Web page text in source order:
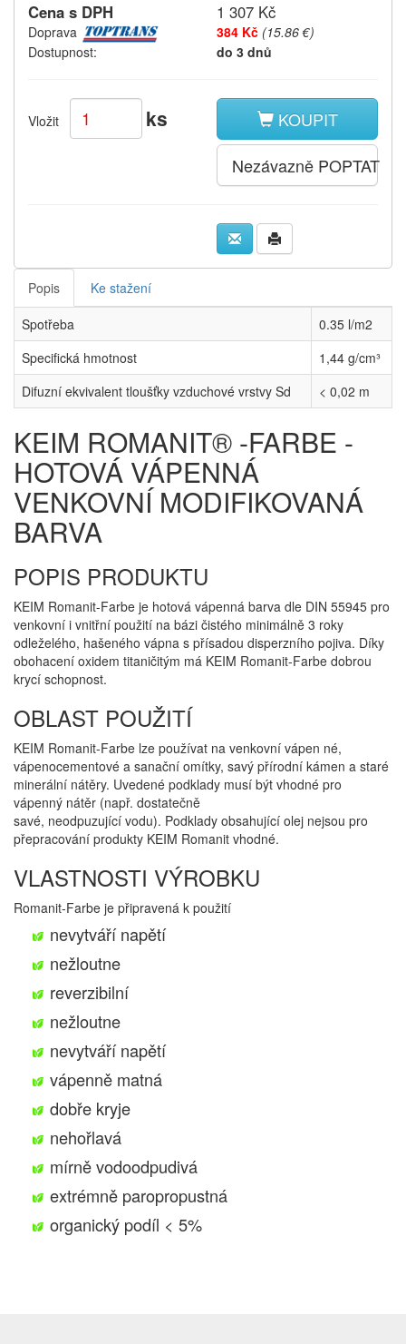
Cena s DPH 1 307 Kč
Doprava 384 Kč (15.86 €)
Dostupnost:
do 3 dnů
Vložit ks
KOUPIT
Nezávazně POPTAT
Popis
Ke stažení
Spotřeba
0.35 l/m2
Specifická hmotnost
1,44 g/cm³
Difuzní ekvivalent tloušťky vzduchové vrstvy Sd
< 0,02 m
KEIM ROMANIT® -FARBE -
HOTOVÁ VÁPENNÁ
VENKOVNÍ MODIFIKOVANÁ
BARVA
POPIS PRODUKTU
KEIM Romanit-Farbe je hotová vápenná barva dle DIN 55945 pro
venkovní i vnitřní použití na bázi čistého minimálně 3 roky
odleželého, hašeného vápna s přísadou disperzního pojiva. Díky
obohacení oxidem titaničitým má KEIM Romanit-Farbe dobrou
krycí schopnost.
OBLAST POUŽITÍ
KEIM Romanit-Farbe lze používat na venkovní vápen né,
vápenocementové a sanační omítky, savý přírodní kámen a staré
minerální nátěry. Uvedené podklady musí být vhodné pro
vápenný nátěr (např. dostatečně
savé, neodpuzující vodu). Podklady obsahující olej nejsou pro
přepracování produkty KEIM Romanit vhodné.
VLASTNOSTI VÝROBKU
Romanit-Farbe je připravená k použití
nevytváří napětí
nežloutne
reverzibilní
nežloutne
nevytváří napětí
vápenně matná
dobře kryje
nehořlavá
mírně vodoodpudivá
extrémně paropropustná
organický podíl < 5%